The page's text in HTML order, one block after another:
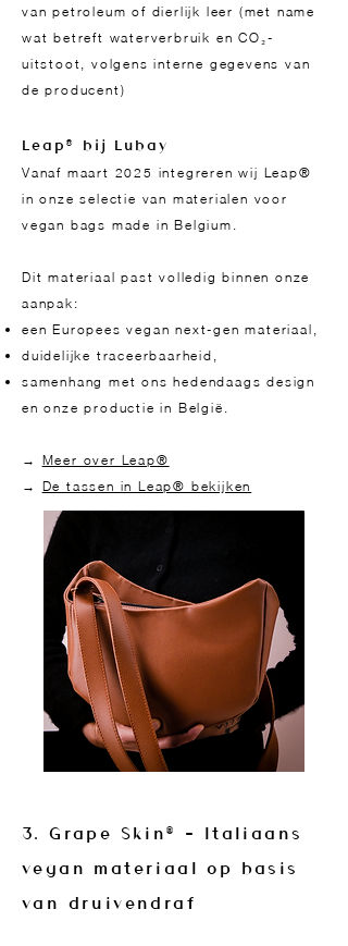
van petroleum of dierlijk leer (met name
wat betreft waterverbruik en CO₂-
uitstoot, volgens interne gegevens van
de producent)
Leap® bij Lubay
Vanaf maart 2025 integreren wij Leap®
in onze selectie van materialen voor
vegan bags made in Belgium.
Dit materiaal past volledig binnen onze
aanpak:
een Europees vegan next-gen materiaal,
duidelijke traceerbaarheid,
samenhang met ons hedendaags design
en onze productie in België.
→ Meer over Leap®
→ De tassen in Leap® bekijken
3. Grape Skin® – Italiaans
vegan materiaal op basis
van druivendraf